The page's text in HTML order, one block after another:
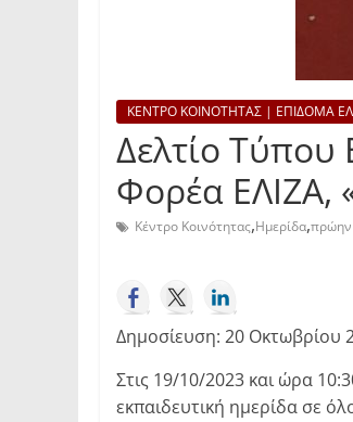
ΚΕΝΤΡΟ ΚΟΙΝΟΤΗΤΑΣ | ΕΠΙΔΟΜΑ
Δελτίο Τύπου
Φορέα ΕΛΙΖΑ,
Κέντρο Κοινότητας,Ημερίδα,πρώην
Δημοσίευση: 20 Οκτωβρίου
Στις 19/10/2023 και ώρα
εκπαιδευτική ημερίδα σε